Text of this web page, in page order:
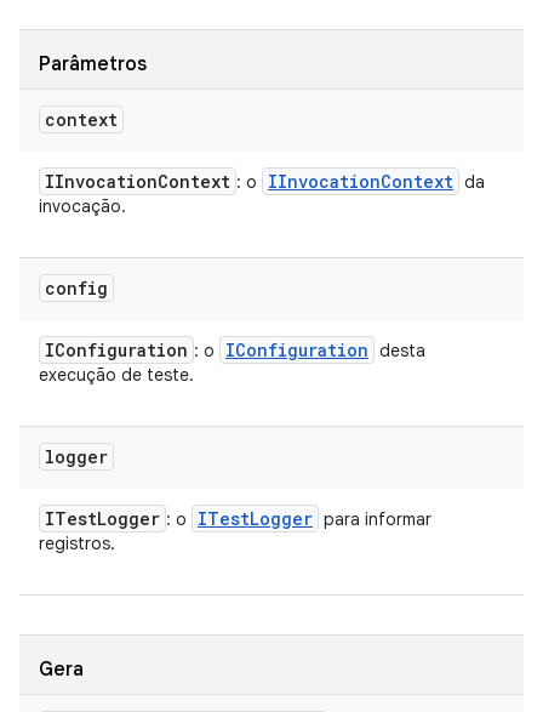
Parâmetros
context
IInvocationContext : o IInvocationContext da
invocação.
config
IConfiguration : o IConfiguration desta
execução de teste.
logger
ITestLogger : o ITestLogger para informar
registros.
Gera